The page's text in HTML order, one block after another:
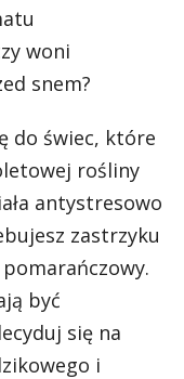
woni
snem?
do świec, które
rośliny
antystresowo
zastrzyku
być
się na
i